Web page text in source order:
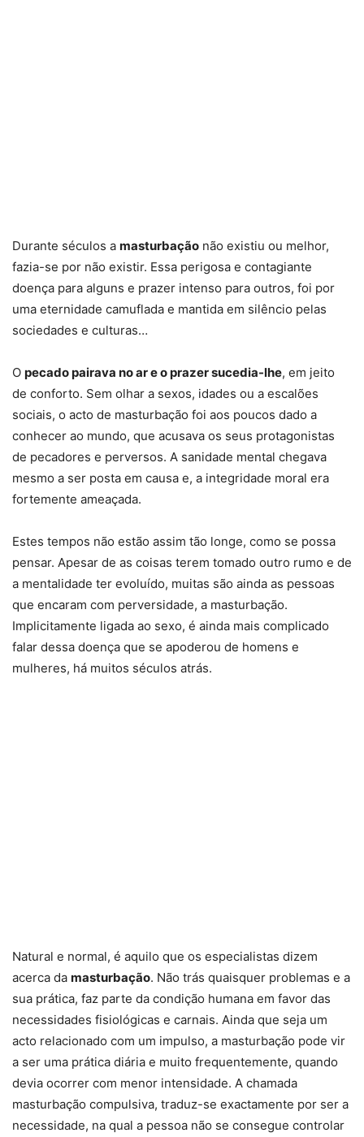
Durante séculos a masturbação não existiu ou melhor,
fazia-se por não existir. Essa perigosa e contagiante
doença para alguns e prazer intenso para outros, foi por
uma eternidade camuflada e mantida em silêncio pelas
sociedades e culturas…
O pecado pairava no ar e o prazer sucedia-lhe, em jeito
de conforto. Sem olhar a sexos, idades ou a escalões
sociais, o acto de masturbação foi aos poucos dado a
conhecer ao mundo, que acusava os seus protagonistas
de pecadores e perversos. A sanidade mental chegava
mesmo a ser posta em causa e, a integridade moral era
fortemente ameaçada.
Estes tempos não estão assim tão longe, como se possa
pensar. Apesar de as coisas terem tomado outro rumo e de
a mentalidade ter evoluído, muitas são ainda as pessoas
que encaram com perversidade, a masturbação.
Implicitamente ligada ao sexo, é ainda mais complicado
falar dessa doença que se apoderou de homens e
mulheres, há muitos séculos atrás.
Natural e normal, é aquilo que os especialistas dizem
acerca da masturbação. Não trás quaisquer problemas e a
sua prática, faz parte da condição humana em favor das
necessidades fisiológicas e carnais. Ainda que seja um
acto relacionado com um impulso, a masturbação pode vir
a ser uma prática diária e muito frequentemente, quando
devia ocorrer com menor intensidade. A chamada
masturbação compulsiva, traduz-se exactamente por ser a
necessidade, na qual a pessoa não se consegue controlar